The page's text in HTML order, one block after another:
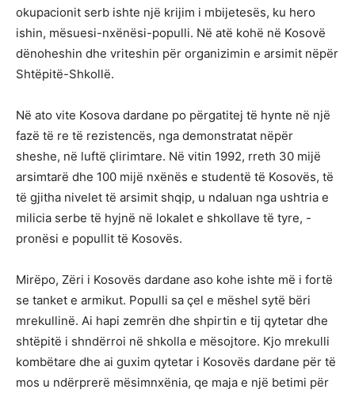
okupacionit serb ishte një krijim i mbijetesës, ku hero
ishin, mësuesi-nxënësi-populli. Në atë kohë në Kosovë
dënoheshin dhe vriteshin për organizimin e arsimit nëpër
Shtëpitë-Shkollë.
Në ato vite Kosova dardane po përgatitej të hynte në një
fazë të re të rezistencës, nga demonstratat nëpër
sheshe, në luftë çlirimtare. Në vitin 1992, rreth 30 mijë
arsimtarë dhe 100 mijë nxënës e studentë të Kosovës, të
të gjitha nivelet të arsimit shqip, u ndaluan nga ushtria e
milicia serbe të hyjnë në lokalet e shkollave të tyre, -
pronësi e popullit të Kosovës.
Mirëpo, Zëri i Kosovës dardane aso kohe ishte më i fortë
se tanket e armikut. Populli sa çel e mëshel sytë bëri
mrekullinë. Ai hapi zemrën dhe shpirtin e tij qytetar dhe
shtëpitë i shndërroi në shkolla e mësojtore. Kjo mrekulli
kombëtare dhe ai guxim qytetar i Kosovës dardane për të
mos u ndërprerë mësimnxënia, qe maja e një betimi për